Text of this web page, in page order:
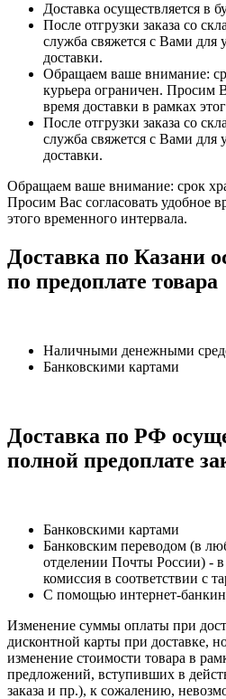
Доставка осуществляется в
После отгрузки заказа со
служба свяжется с Вами для
доставки.
Обращаем ваше внимание:
курьера ограничен. Просим
время доставки в рамках
После отгрузки заказа со
служба свяжется с Вами для
доставки.
Обращаем ваше внимание: срок
Просим Вас согласовать удобное
этого временного интервала.
Доставка по Казани
по предоплате товара
Наличными денежными
Банковскими картами
Доставка по РФ
полной предоплате
Банковскими картами
Банковским переводом (в
отделении Почты России) - в
комиссия в соответствии с
С помощью интернет-
Изменение суммы оплаты при
дисконтной карты при доставке,
изменение стоимости товара в
предложений, вступивших в
заказа и пр.), к сожалению,